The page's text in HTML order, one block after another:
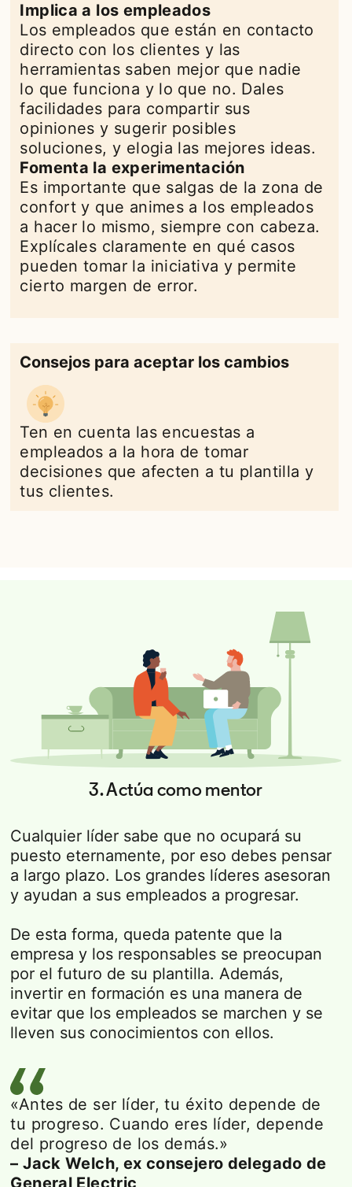
Implica a los empleados
Los empleados que están en contacto
directo con los clientes y las
herramientas saben mejor que nadie
lo que funciona y lo que no. Dales
facilidades para compartir sus
opiniones y sugerir posibles
soluciones, y elogia las mejores ideas.
Fomenta la experimentación
Es importante que salgas de la zona de
confort y que animes a los empleados
a hacer lo mismo, siempre con cabeza.
Explícales claramente en qué casos
pueden tomar la iniciativa y permite
cierto margen de error.
Consejos para aceptar los cambios
Ten en cuenta las encuestas a
empleados a la hora de tomar
decisiones que afecten a tu plantilla y
tus clientes.
3. Actúa como mentor
Cualquier líder sabe que no ocupará su
puesto eternamente, por eso debes pensar
a largo plazo. Los grandes líderes asesoran
y ayudan a sus empleados a progresar.
De esta forma, queda patente que la
empresa y los responsables se preocupan
por el futuro de su plantilla. Además,
invertir en formación es una manera de
evitar que los empleados se marchen y se
lleven sus conocimientos con ellos.
«Antes de ser líder, tu éxito depende de
tu progreso. Cuando eres líder, depende
del progreso de los demás.»
– Jack Welch, ex consejero delegado de
General Electric